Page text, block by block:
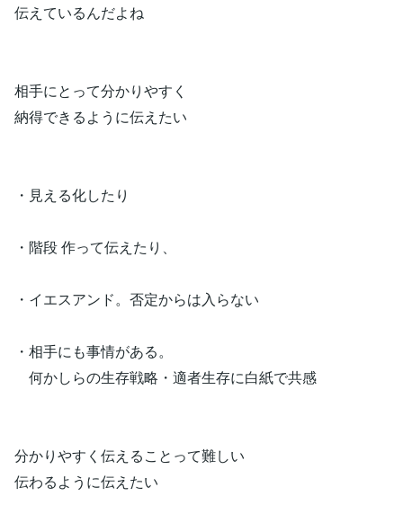
伝えているんだよね
相手にとって分かりやすく
納得できるように伝えたい
・見える化したり
・階段 作って伝えたり、
・イエスアンド。否定からは入らない
・相手にも事情がある。
何かしらの生存戦略・適者生存に白紙で共感
分かりやすく伝えることって難しい
伝わるように伝えたい